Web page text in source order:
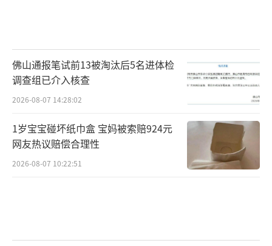
佛山通报笔试前13被淘汰后5名进体检
调查组已介入核查
2026-08-07 14:28:02
1岁宝宝碰坏纸巾盒 宝妈被索赔924元
网友热议赔偿合理性
2026-08-07 10:22:51